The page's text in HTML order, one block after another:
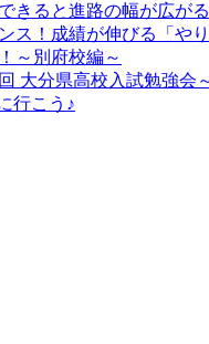
きると進路の幅が広が
ス！成績が伸びる「や
～別府校編～
大分県高校入試勉強会
行こう♪